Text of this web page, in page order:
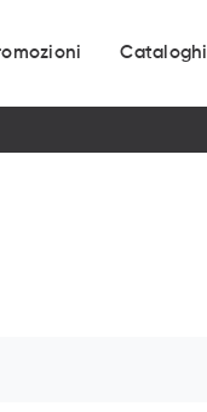
Cataloghi